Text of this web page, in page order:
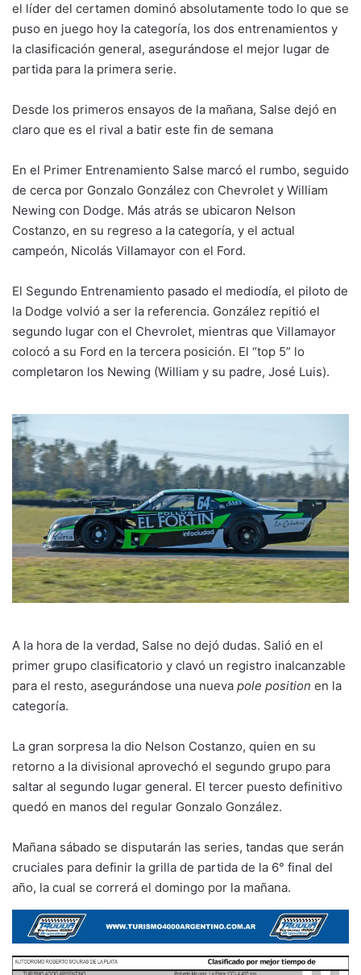
el líder del certamen dominó absolutamente todo lo que se
puso en juego hoy la categoría, los dos entrenamientos y
la clasificación general, asegurándose el mejor lugar de
partida para la primera serie.
Desde los primeros ensayos de la mañana, Salse dejó en
claro que es el rival a batir este fin de semana
En el Primer Entrenamiento Salse marcó el rumbo, seguido
de cerca por Gonzalo González con Chevrolet y William
Newing con Dodge. Más atrás se ubicaron Nelson
Costanzo, en su regreso a la categoría, y el actual
campeón, Nicolás Villamayor con el Ford.
El Segundo Entrenamiento pasado el mediodía, el piloto de
la Dodge volvió a ser la referencia. González repitió el
segundo lugar con el Chevrolet, mientras que Villamayor
colocó a su Ford en la tercera posición. El “top 5” lo
completaron los Newing (William y su padre, José Luis).
A la hora de la verdad, Salse no dejó dudas. Salió en el
primer grupo clasificatorio y clavó un registro inalcanzable
para el resto, asegurándose una nueva pole position en la
categoría.
La gran sorpresa la dio Nelson Costanzo, quien en su
retorno a la divisional aprovechó el segundo grupo para
saltar al segundo lugar general. El tercer puesto definitivo
quedó en manos del regular Gonzalo González.
Mañana sábado se disputarán las series, tandas que serán
cruciales para definir la grilla de partida de la 6° final del
año, la cual se correrá el domingo por la mañana.